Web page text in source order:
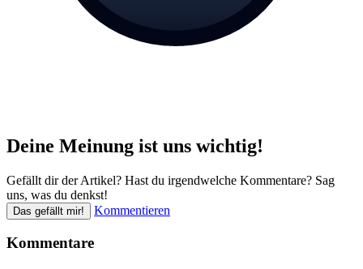
Deine Meinung ist uns wichtig!
Gefällt dir der Artikel? Hast du irgendwelche Kommentare? Sag
uns, was du denkst!
Das gefällt mir! Kommentieren
Kommentare